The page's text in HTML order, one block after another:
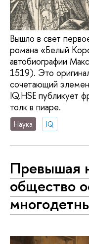
Вышло в свет
романа «Белый
автобиографии
1519). Это
сочетающий
IQ.HSE публикует
толк в пиаре.
Наука IQ
Превышая
общество